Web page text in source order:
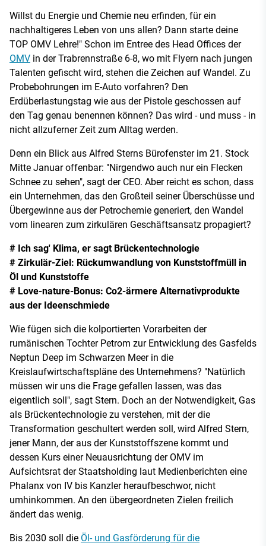
Willst du Energie und Chemie neu erfinden, für ein
nachhaltigeres Leben von uns allen? Dann starte deine
TOP OMV Lehre!" Schon im Entree des Head Offices der
OMV in der Trabrennstraße 6-8, wo mit Flyern nach jungen
Talenten gefischt wird, stehen die Zeichen auf Wandel. Zu
Probebohrungen im E-Auto vorfahren? Den
Erdüberlastungstag wie aus der Pistole geschossen auf
den Tag genau benennen können? Das wird - und muss - in
nicht allzuferner Zeit zum Alltag werden.
Denn ein Blick aus Alfred Sterns Bürofenster im 21. Stock
Mitte Januar offenbar: "Nirgendwo auch nur ein Flecken
Schnee zu sehen", sagt der CEO. Aber reicht es schon, dass
ein Unternehmen, das den Großteil seiner Überschüsse und
Übergewinne aus der Petrochemie generiert, den Wandel
vom linearen zum zirkulären Geschäftsansatz propagiert?
# Ich sag' Klima, er sagt Brückentechnologie
# Zirkulär-Ziel: Rückumwandlung von Kunststoffmüll in
Öl und Kunststoffe
# Love-nature-Bonus: Co2-ärmere Alternativprodukte
aus der Ideenschmiede
Wie fügen sich die kolportierten Vorarbeiten der
rumänischen Tochter Petrom zur Entwicklung des Gasfelds
Neptun Deep im Schwarzen Meer in die
Kreislaufwirtschaftspläne des Unternehmens? "Natürlich
müssen wir uns die Frage gefallen lassen, was das
eigentlich soll", sagt Stern. Doch an der Notwendigkeit, Gas
als Brückentechnologie zu verstehen, mit der die
Transformation geschultert werden soll, wird Alfred Stern,
jener Mann, der aus der Kunststoffszene kommt und
dessen Kurs einer Neuausrichtung der OMV im
Aufsichtsrat der Staatsholding laut Medienberichten eine
Phalanx von IV bis Kanzler heraufbeschwor, nicht
umhinkommen. An den übergeordneten Zielen freilich
ändert das wenig.
Bis 2030 soll die Öl- und Gasförderung für die